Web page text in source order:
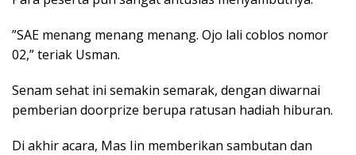
”SAE menang menang menang. Ojo lali coblos nomor
02,” teriak Usman.
Senam sehat ini semakin semarak, dengan diwarnai
pemberian doorprize berupa ratusan hadiah hiburan.
Di akhir acara, Mas Iin memberikan sambutan dan